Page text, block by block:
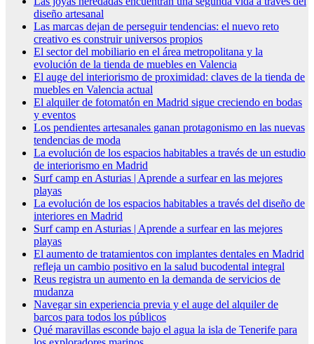
diseño artesanal
Las marcas dejan de perseguir tendencias: el nuevo reto
creativo es construir universos propios
El sector del mobiliario en el área metropolitana y la
evolución de la tienda de muebles en Valencia
El auge del interiorismo de proximidad: claves de la tienda de
muebles en Valencia actual
El alquiler de fotomatón en Madrid sigue creciendo en bodas
y eventos
Los pendientes artesanales ganan protagonismo en las nuevas
tendencias de moda
La evolución de los espacios habitables a través de un estudio
de interiorismo en Madrid
Surf camp en Asturias | Aprende a surfear en las mejores
playas
La evolución de los espacios habitables a través del diseño de
interiores en Madrid
Surf camp en Asturias | Aprende a surfear en las mejores
playas
El aumento de tratamientos con implantes dentales en Madrid
refleja un cambio positivo en la salud bucodental integral
Reus registra un aumento en la demanda de servicios de
mudanza
Navegar sin experiencia previa y el auge del alquiler de
barcos para todos los públicos
Qué maravillas esconde bajo el agua la isla de Tenerife para